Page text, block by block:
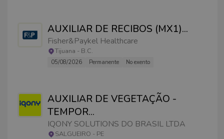
AUXILIAR DE RECIBOS (MX1)...
Fisher&Paykel Healthcare
Tijuana - B.C.
05/08/2026 Permanente No exento
AUXILIAR DE VEGETAÇÃO -
TEMPOR...
IQONY SOLUTIONS DO BRASIL LTDA
SALGUEIRO - PE